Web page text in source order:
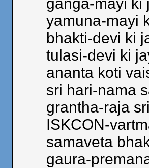
yamuna-mayi
bhakti-devi ki
tulasi-devi ki
ananta koti
sri hari-nama
grantha-raja
ISKCON-
samaveta
gaura-